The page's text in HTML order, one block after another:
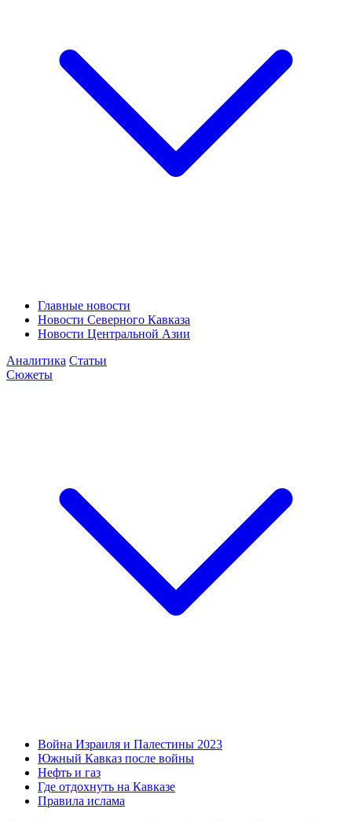
Главные новости
Новости Северного Кавказа
Новости Центральной Азии
Аналитика Статьи
Сюжеты
Война Израиля и Палестины 2023
Южный Кавказ после войны
Нефть и газ
Где отдохнуть на Кавказе
Правила ислама